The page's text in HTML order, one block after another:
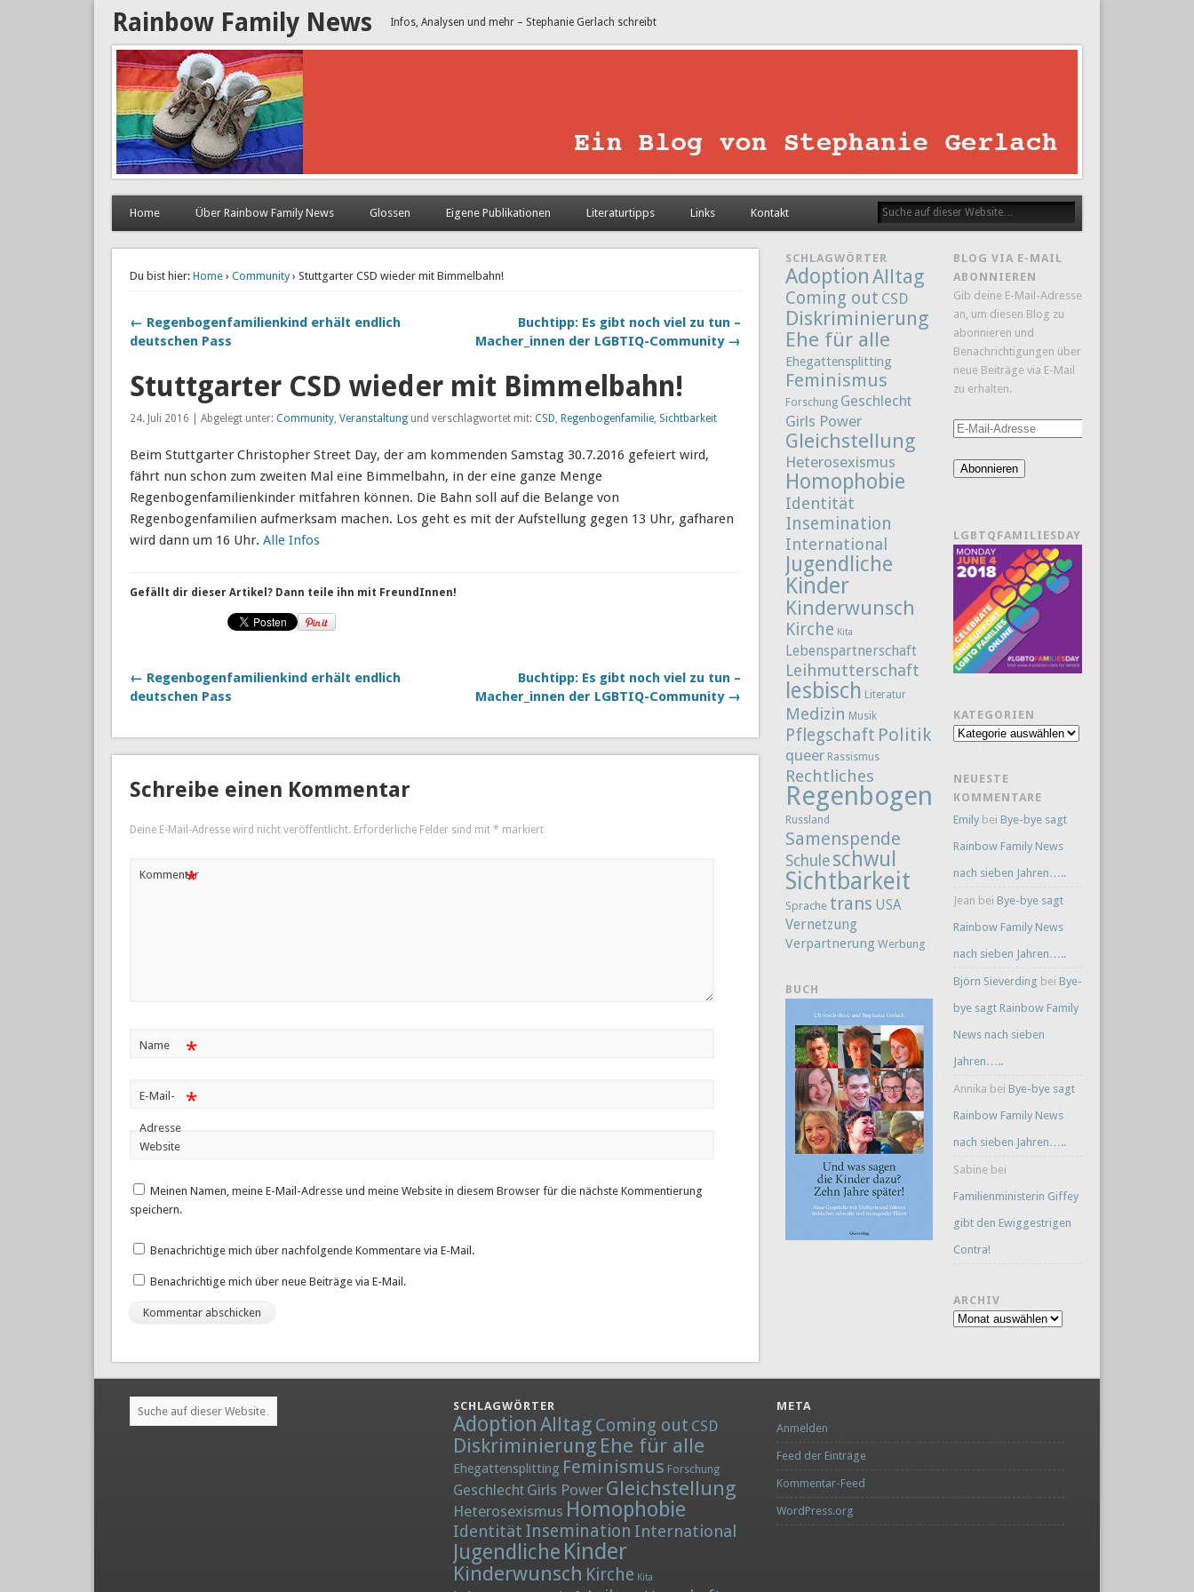
Rainbow Family News Infos, Analysen und mehr – Stephanie Gerlach schreibt
Home Über Rainbow Family News Glossen Eigene Publikationen Literaturtipps Links Kontakt
Du bist hier: Home› Community› Stuttgarter CSD wieder mit Bimmelbahn!
← Regenbogenfamilienkind erhält endlich
deutschen Pass
Buchtipp: Es gibt noch viel zu tun –
Macher_innen der LGBTIQ-Community →
Stuttgarter CSD wieder mit Bimmelbahn!
24. Juli 2016 | Abgelegt unter: Community, Veranstaltungund verschlagwortet mit: CSD, Regenbogenfamilie, Sichtbarkeit
Beim Stuttgarter Christopher Street Day, der am kommenden Samstag 30.7.2016 gefeiert wird,
fährt nun schon zum zweiten Mal eine Bimmelbahn, in der eine ganze Menge
Regenbogenfamilienkinder mitfahren können. Die Bahn soll auf die Belange von
Regenbogenfamilien aufmerksam machen. Los geht es mit der Aufstellung gegen 13 Uhr, gafharen
wird dann um 16 Uhr. Alle Infos
Gefällt dir dieser Artikel? Dann teile ihn mit FreundInnen!
← Regenbogenfamilienkind erhält endlich
deutschen Pass
Buchtipp: Es gibt noch viel zu tun –
Macher_innen der LGBTIQ-Community →
Schreibe einen Kommentar
Deine E-Mail-Adresse wird nicht veröffentlicht. Erforderliche Felder sind mit * markiert
Kommentar
*
Name *
E-Mail-
Adresse
*
Website
Meinen Namen, meine E-Mail-Adresse und meine Website in diesem Browser für die nächste Kommentierung
speichern.
Benachrichtige mich über nachfolgende Kommentare via E-Mail.
Benachrichtige mich über neue Beiträge via E-Mail.
SCHLAGWÖRTER
AdoptionAlltag
Coming out CSD
Diskriminierung
Ehe für alle
Ehegattensplitting
Feminismus
Forschung Geschlecht
Girls Power
Gleichstellung
Heterosexismus
Homophobie
Identität
Insemination
International
Jugendliche
Kinder
Kinderwunsch
Kirche Kita
Lebenspartnerschaft
Leihmutterschaft
lesbisch Literatur
Medizin Musik
Pflegschaft Politik
queer Rassismus
Rechtliches
Regenbogenfamilie
Russland
Samenspende
Schule schwul
Sichtbarkeit
Sprache trans USA
Vernetzung
Verpartnerung Werbung
BUCH
BLOG VIA E-MAIL
ABONNIEREN
Gib deine E-Mail-Adresse
an, um diesen Blog zu
abonnieren und
Benachrichtigungen über
neue Beiträge via E-Mail
zu erhalten.
E-
Adresse
Abonnieren
LGBTQFAMILIESDAY
KATEGORIEN
Kategorien
NEUESTE
KOMMENTARE
Emilybei Bye-bye sagt
Rainbow Family News
nach sieben Jahren…..
Jean bei Bye-bye sagt
Rainbow Family News
nach sieben Jahren…..
Björn Sieverding bei Bye-
bye sagt Rainbow Family
News nach sieben
Jahren…..
Annika bei Bye-bye sagt
Rainbow Family News
nach sieben Jahren…..
Sabine bei
Familienministerin Giffey
gibt den Ewiggestrigen
Contra!
ARCHIV
Archiv
SCHLAGWÖRTER
AdoptionAlltag Coming out CSD
Diskriminierung Ehe für alle
Ehegattensplitting Feminismus Forschung
Geschlecht Girls Power Gleichstellung
Heterosexismus Homophobie
Identität Insemination International
Jugendliche Kinder
Kinderwunsch Kirche Kita
META
Anmelden
Feed der Einträge
Kommentar-Feed
WordPress.org